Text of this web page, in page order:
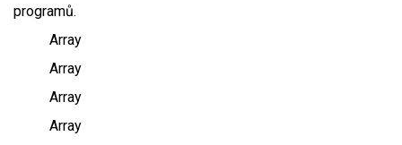
programů.
Array
Array
Array
Array